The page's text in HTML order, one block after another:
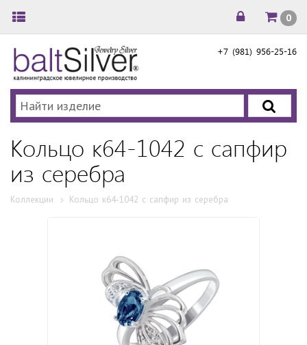
+7 (981) 956-25-16
Кольцо к64-1042 с сапфир
из cеребра
Коллекции Кольцо к64-1042 с сапфир из cеребра
0